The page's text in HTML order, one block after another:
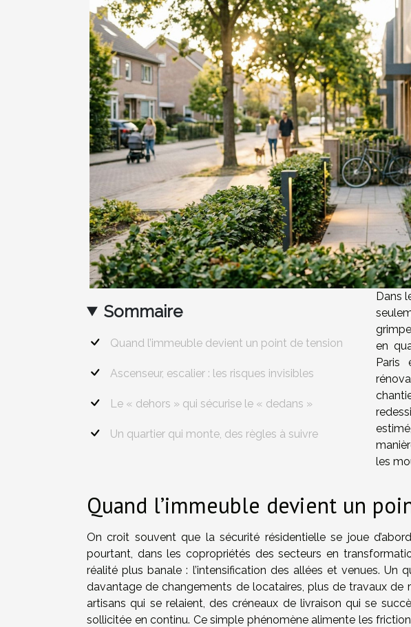
Sommaire
Quand l’immeuble devient un point de tension
Ascenseur, escalier : les risques invisibles
Le « dehors » qui sécurise le « dedans »
Un quartier qui monte, des règles à suivre
Dans
en
Paris
les
Quand l’immeuble devient un
On croit souvent que la sécurité résidentielle se joue
pourtant, dans les copropriétés des secteurs en
réalité plus banale : l’intensification des allées et venues. Un
davantage de changements de locataires, plus de travaux de
artisans qui se relaient, des créneaux de livraison qui se
sollicitée en continu. Ce simple phénomène alimente les